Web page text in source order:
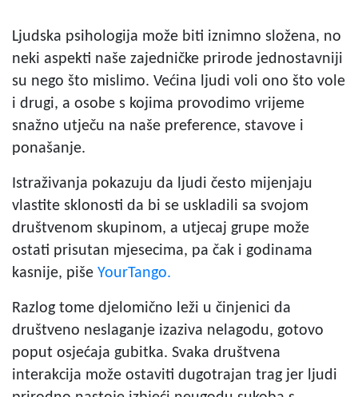
Ljudska psihologija može biti iznimno složena, no
neki aspekti naše zajedničke prirode jednostavniji
su nego što mislimo. Većina ljudi voli ono što vole
i drugi, a osobe s kojima provodimo vrijeme
snažno utječu na naše preference, stavove i
ponašanje.
Istraživanja pokazuju da ljudi često mijenjaju
vlastite sklonosti da bi se uskladili sa svojom
društvenom skupinom, a utjecaj grupe može
ostati prisutan mjesecima, pa čak i godinama
kasnije, piše YourTango.
Razlog tome djelomično leži u činjenici da
društveno neslaganje izaziva nelagodu, gotovo
poput osjećaja gubitka. Svaka društvena
interakcija može ostaviti dugotrajan trag jer ljudi